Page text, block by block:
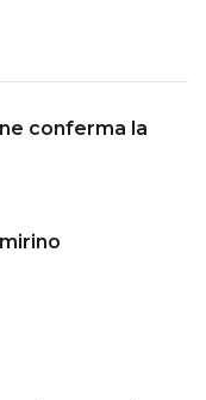
conferma la